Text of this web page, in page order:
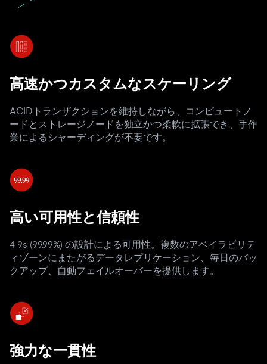
高速かつカスタムなスケーリング
ACIDトランザクションを維持しながら、コンピュートノ
ードとストレージノードを独立かつ柔軟に拡張でき、手作
業によるシャーディングが不要です。
高い可用性と信頼性
4 9s (99.99%) の設計による可用性。複数のアベイラビリテ
ィゾーンにまたがるデータレプリケーション、毎日のバッ
クアップ、自動フェイルオーバーを提供します。
強力な一貫性